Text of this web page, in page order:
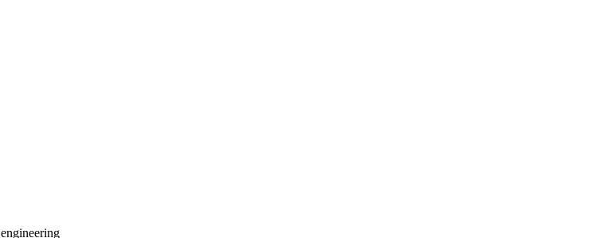
engineering